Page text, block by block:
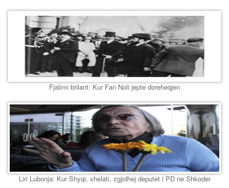
Fjalimi brilant: Kur Fan Noli jepte doreheqjen
Liri Lubonja: Kur Shyqi, xhelati, zgjidhej deputet i PD ne Shkoder